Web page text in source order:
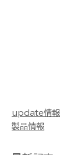
update情報
製品情報